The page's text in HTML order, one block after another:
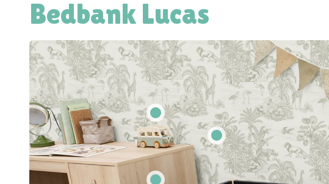
Bedbank Lucas